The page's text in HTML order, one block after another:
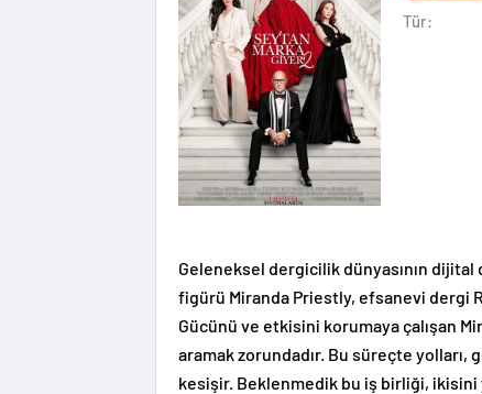
Tür:
Geleneksel dergicilik dünyasının dijital
figürü Miranda Priestly, efsanevi dergi
Gücünü ve etkisini korumaya çalışan
aramak zorundadır. Bu süreçte yolları,
kesişir. Beklenmedik bu iş birliği, ikisini